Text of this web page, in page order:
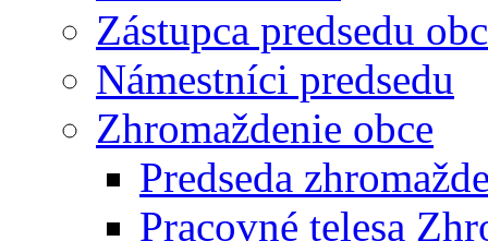
Zástupca predsedu
Námestníci predsedu
Zhromaždenie obce
Predseda
Pracovné telesa